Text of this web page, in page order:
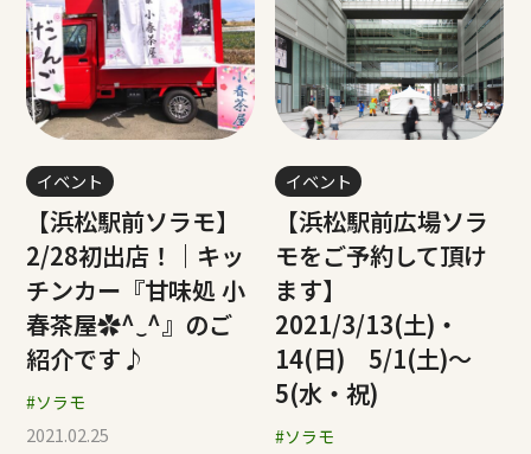
イベント
【浜松駅前ソラモ】
2/28初出店！｜キッ
チンカー『甘味処 小
春茶屋✿^‿^』のご
紹介です♪
#ソラモ
2021.02.25
イベント
【浜松駅前広場ソラ
モをご予約して頂け
ます】
2021/3/13(土)・
14(日) 5/1(土)～
5(水・祝)
#ソラモ